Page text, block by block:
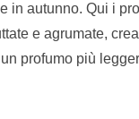
in autunno. Qui i
e agrumate,
profumo più